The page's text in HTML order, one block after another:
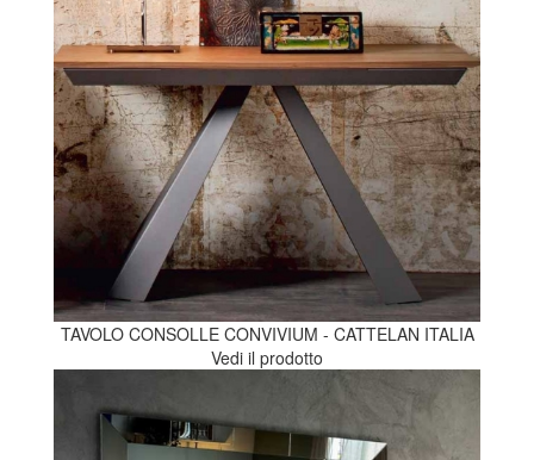
TAVOLO CONSOLLE CONVIVIUM - CATTELAN ITALIA
Vedi il prodotto